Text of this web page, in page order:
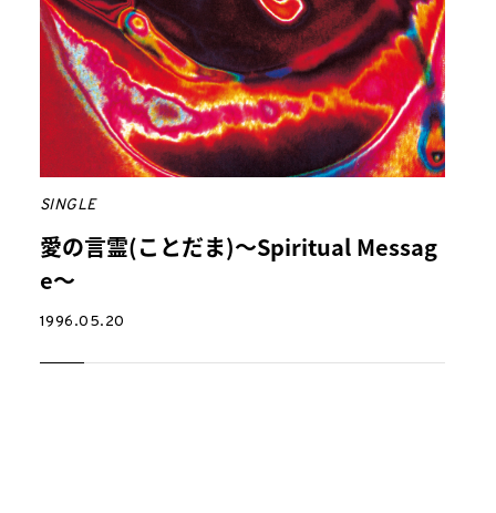
SINGLE
愛の言霊(ことだま)～Spiritual Messag
e～
1996.05.20